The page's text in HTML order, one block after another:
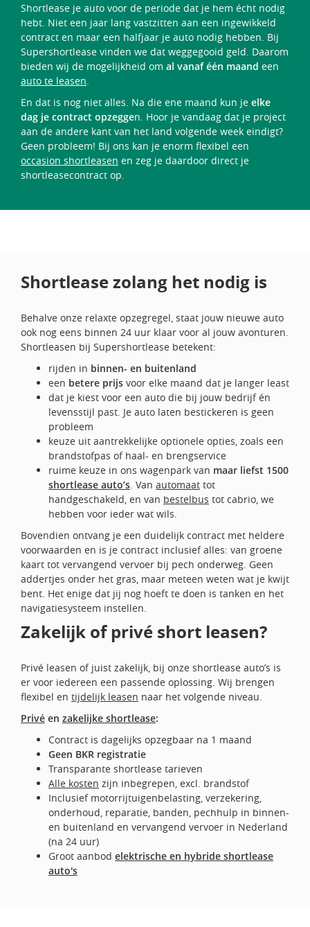
Shortlease je auto voor de periode dat je hem écht nodig
hebt. Niet een jaar lang vastzitten aan een ingewikkeld
contract en maar een halfjaar je auto nodig hebben. Bij
Supershortlease vinden we dat weggegooid geld. Daarom
bieden wij de mogelijkheid om al vanaf één maand een
auto te leasen
En dat is nog niet alles. Na die ene maand kun je elke
dag je contract opzeggen. Hoor je vandaag dat je project
aan de andere kant van het land volgende week eindigt?
Geen probleem! Bij ons kan je enorm flexibel een
occasion shortleasen en zeg je daardoor direct je
shortleasecontract op.
Shortlease zolang het nodig is
Behalve onze relaxte opzegregel, staat jouw nieuwe auto
ook nog eens binnen 24 uur klaar voor al jouw avonturen.
Shortleasen bij Supershortlease betekent:
rijden in binnen- en buitenland
een betere prijs voor elke maand dat je langer least
dat je kiest voor een auto die bij jouw bedrijf én
levensstijl past. Je auto laten bestickeren is geen
probleem
keuze uit aantrekkelijke optionele opties, zoals een
brandstofpas of haal- en brengservice
ruime keuze in ons wagenpark van maar liefst 1500
shortlease auto’s . Van automaat tot
handgeschakeld, en van bestelbus tot cabrio, we
hebben voor ieder wat wils.
Bovendien ontvang je een duidelijk contract met heldere
voorwaarden en is je contract inclusief alles: van groene
kaart tot vervangend vervoer bij pech onderweg. Geen
addertjes onder het gras, maar meteen weten wat je kwijt
bent. Het enige dat jij nog hoeft te doen is tanken en het
navigatiesysteem instellen.
Zakelijk of privé short leasen?
Privé leasen of juist zakelijk, bij onze shortlease auto’s is
er voor iedereen een passende oplossing. Wij brengen
flexibel en tijdelijk leasen naar het volgende niveau.
Privé en zakelijke shortlease:
Contract is dagelijks opzegbaar na 1 maand
Geen BKR registratie
Transparante shortlease tarieven
Alle kosten zijn inbegrepen, excl. brandstof
Inclusief motorrijtuigenbelasting, verzekering,
onderhoud, reparatie, banden, pechhulp in binnen-
en buitenland en vervangend vervoer in Nederland
(na 24 uur)
Groot aanbod elektrische en hybride shortlease
auto's